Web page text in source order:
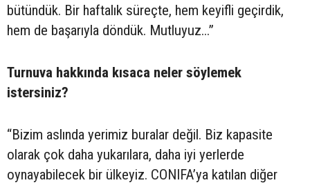
bütündük. Bir haftalık süreçte, hem keyifli geçirdik,
hem de başarıyla döndük. Mutluyuz...”
Turnuva hakkında kısaca neler söylemek
istersiniz?
“Bizim aslında yerimiz buralar değil. Biz kapasite
olarak çok daha yukarılara, daha iyi yerlerde
oynayabilecek bir ülkeyiz. CONIFA’ya katılan diğer